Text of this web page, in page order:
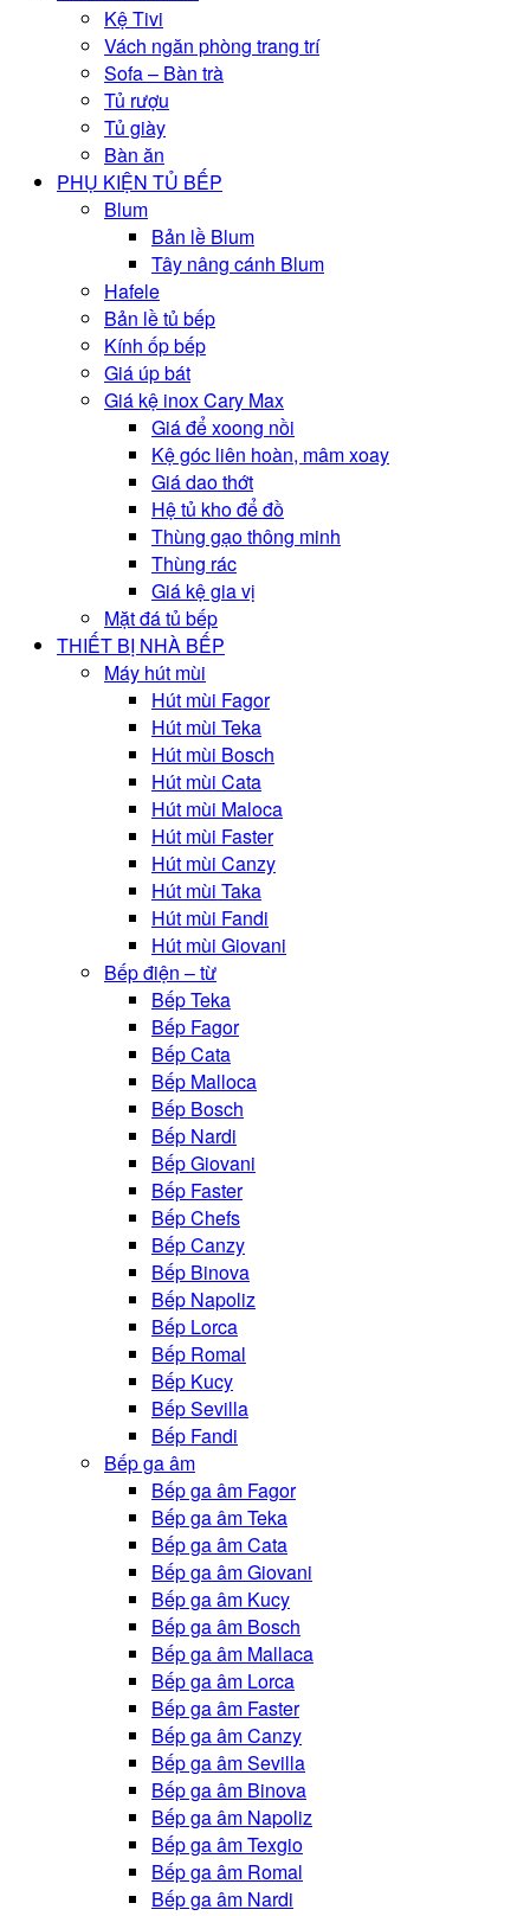
Kệ Tivi
Vách ngăn phòng trang trí
Sofa – Bàn trà
Tủ rượu
Tủ giày
Bàn ăn
PHỤ KIỆN TỦ BẾP
Blum
Bản lề Blum
Tây nâng cánh Blum
Hafele
Bản lề tủ bếp
Kính ốp bếp
Giá úp bát
Giá kệ inox Cary Max
Giá để xoong nồi
Kệ góc liên hoàn, mâm xoay
Giá dao thớt
Hệ tủ kho để đồ
Thùng gạo thông minh
Thùng rác
Giá kệ gia vị
Mặt đá tủ bếp
THIẾT BỊ NHÀ BẾP
Máy hút mùi
Hút mùi Fagor
Hút mùi Teka
Hút mùi Bosch
Hút mùi Cata
Hút mùi Maloca
Hút mùi Faster
Hút mùi Canzy
Hút mùi Taka
Hút mùi Fandi
Hút mùi Giovani
Bếp điện – từ
Bếp Teka
Bếp Fagor
Bếp Cata
Bếp Malloca
Bếp Bosch
Bếp Nardi
Bếp Giovani
Bếp Faster
Bếp Chefs
Bếp Canzy
Bếp Binova
Bếp Napoliz
Bếp Lorca
Bếp Romal
Bếp Kucy
Bếp Sevilla
Bếp Fandi
Bếp ga âm
Bếp ga âm Fagor
Bếp ga âm Teka
Bếp ga âm Cata
Bếp ga âm Giovani
Bếp ga âm Kucy
Bếp ga âm Bosch
Bếp ga âm Mallaca
Bếp ga âm Lorca
Bếp ga âm Faster
Bếp ga âm Canzy
Bếp ga âm Sevilla
Bếp ga âm Binova
Bếp ga âm Napoliz
Bếp ga âm Texgio
Bếp ga âm Romal
Bếp ga âm Nardi